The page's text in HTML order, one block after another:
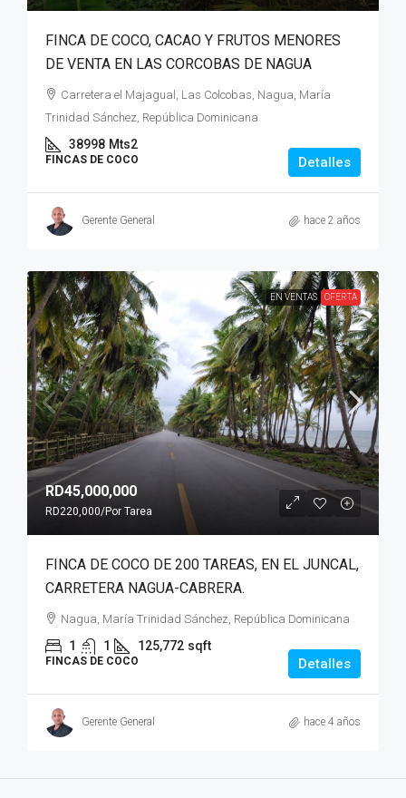
FINCA DE COCO, CACAO Y FRUTOS MENORES
DE VENTA EN LAS CORCOBAS DE NAGUA
Carretera el Majagual, Las Colcobas, Nagua, María
Trinidad Sánchez, República Dominicana
38998 Mts2
FINCAS DE COCO Detalles
Gerente General hace 2 años
EN VENTAS OFERTA
RD45,000,000
RD220,000/Por Tarea
FINCA DE COCO DE 200 TAREAS, EN EL JUNCAL,
CARRETERA NAGUA-CABRERA.
Nagua, María Trinidad Sánchez, República Dominicana
1 1 125,772 sqft
FINCAS DE COCO Detalles
Gerente General hace 4 años